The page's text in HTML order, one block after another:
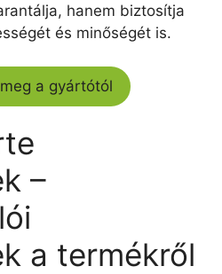
hanem biztosítja
és minőségét is.
a gyártótól
–
a termékről